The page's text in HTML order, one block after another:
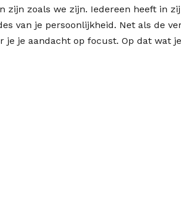
zijn zoals we zijn. Iedereen heeft in
van je persoonlijkheid. Net als de
je aandacht op focust. Op dat wat